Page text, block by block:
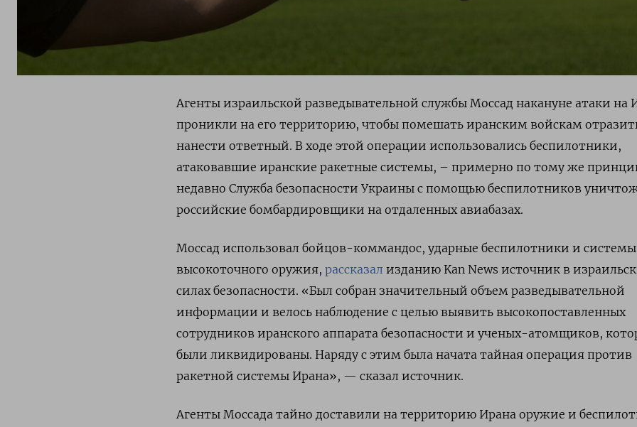
Агенты израильской разведывательной службы Моссад накануне атаки на
проникли на его территорию, чтобы помешать иранским войскам
нанести ответный. В ходе этой операции использовались беспилотники,
атаковавшие иранские ракетные системы, – примерно по тому же
недавно Служба безопасности Украины с помощью беспилотников
российские бомбардировщики на отдаленных авиабазах.
Моссад использовал бойцов-коммандос, ударные беспилотники и системы
высокоточного оружия, рассказал изданию Kan News источник в
силах безопасности. «Был собран значительный объем разведывательной
информации и велось наблюдение с целью выявить высокопоставленных
сотрудников иранского аппарата безопасности и ученых-атомщиков,
были ликвидированы. Наряду с этим была начата тайная операция против
ракетной системы Ирана», — сказал источник.
Агенты Моссада тайно доставили на территорию Ирана оружие и